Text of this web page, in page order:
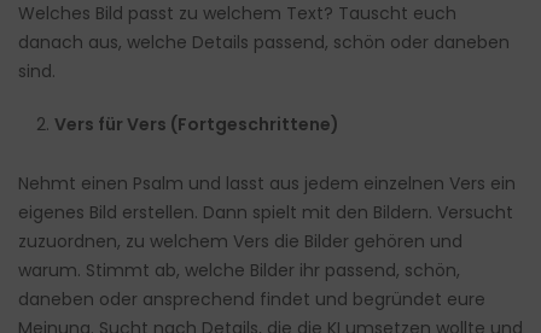
Welches Bild passt zu welchem Text? Tauscht euch
danach aus, welche Details passend, schön oder daneben
sind.
Vers für Vers (Fortgeschrittene)
Nehmt einen Psalm und lasst aus jedem einzelnen Vers ein
eigenes Bild erstellen. Dann spielt mit den Bildern. Versucht
zuzuordnen, zu welchem Vers die Bilder gehören und
warum. Stimmt ab, welche Bilder ihr passend, schön,
daneben oder ansprechend findet und begründet eure